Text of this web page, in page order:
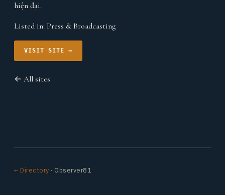
hiện đại.
Listed in: Press & Broadcasting
VISIT SITE →
← All sites
← Directory · Observer81